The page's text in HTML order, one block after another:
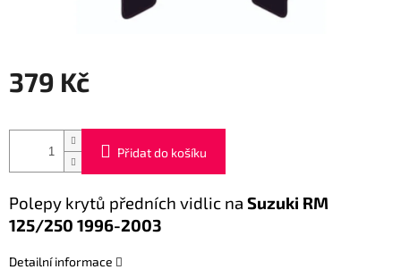
379 Kč
cena:
Přidat do košíku
Polepy krytů předních vidlic na Suzuki RM
125/250 1996-2003
Detailní informace